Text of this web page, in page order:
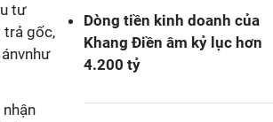
Dòng tiền kinh doanh của
Khang Điền âm kỷ lục hơn
4.200 tỷ
tư
trả gốc,